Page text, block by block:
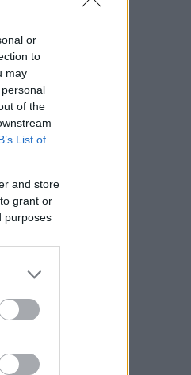
or
to
may
of the
List of
and store
grant or
purposes
θα